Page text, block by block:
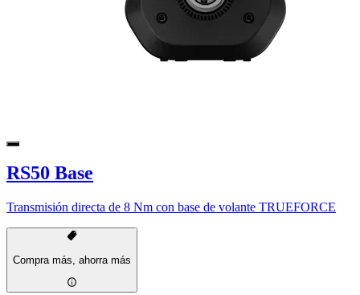
RS50 Base
Transmisión directa de 8 Nm con base de volante TRUEFORCE
Compra más, ahorra más